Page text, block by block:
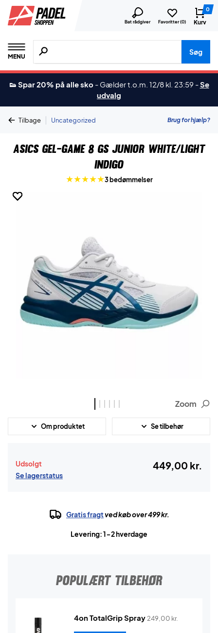
Bat rådgiver Favoritter (0)
0
Kurv
MENU
Søg efter produkter, mærker etc.
Søg
👟 Spar 20% på alle sko - Gælder t.o.m. 12/8 kl. 23:59 -Se
udvalg
Tilbage | Uncategorized Brug for hjælp?
Asics Gel-Game 8 GS Junior White/Light
Indigo
3 bedømmelser
Zoom
Om produktet Se tilbehør
Udsolgt
Se lagerstatus
449,00 kr.
Gratis fragtved køb over 499 kr.
Levering: 1-2 hverdage
POPULÆRT TILBEHØR
4on TotalGrip Spray 249,00 kr.